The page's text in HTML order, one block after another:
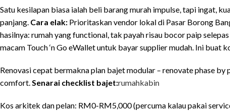
Satu kesilapan biasa ialah beli barang murah impulse, tapi ingat,
panjang. Cara elak: Prioritaskan vendor lokal di Pasar Borong
hasilnya: rumah yang functional, tak payah risau bocor paip
macam Touch ‘n Go eWallet untuk bayar supplier mudah. Ini buat
Renovasi cepat bermakna plan bajet modular – renovate phase
comfort.Senarai checklist bajet:rumahkabin
Kos arkitek dan pelan: RM0-RM5,000 (percuma kalau pakai